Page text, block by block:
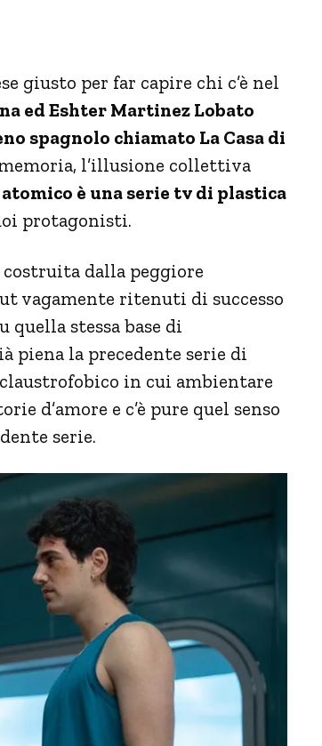
giusto per far capire chi c’è nel
ed Eshter Martinez Lobato
spagnolo chiamato La Casa di
l’illusione collettiva
è una serie tv di plastica
protagonisti.
dalla peggiore
vagamente ritenuti di successo
quella stessa base di
piena la precedente serie di
in cui ambientare
d’amore e c’è pure quel senso
serie.